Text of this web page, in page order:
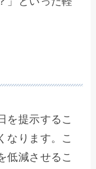
を提示するこ
なります。こ
低減させるこ